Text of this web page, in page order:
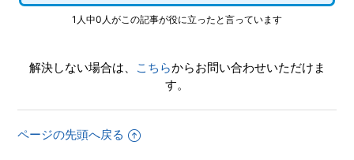
ない要素(トロフィー等)はあるか
DLCのアイテムもコンプリートの対象なのか
もっと見る
1人中0人がこの記事が役に立ったと言っています
解決しない場合は、 こちらからお問い合わせいただけま
す。
ページの先頭へ戻る